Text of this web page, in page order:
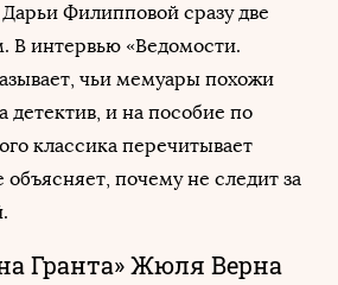
Филипповой сразу две
В интервью «Ведомости.
чьи мемуары похожи
детектив, и на пособие по
классика перечитывает
объясняет, почему не следит за
Гранта» Жюля Верна